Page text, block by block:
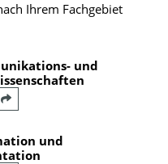
Ihrem Fachgebiet
und
und